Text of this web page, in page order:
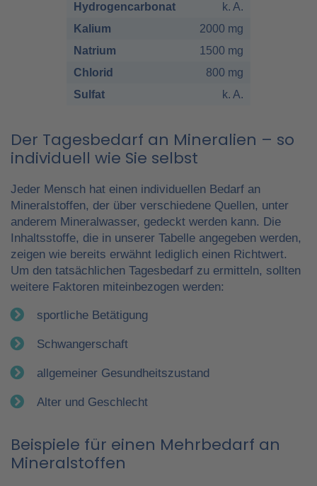
Hydrogencarbonat
k. A.
Kalium
2000 mg
Natrium
1500 mg
Chlorid
800 mg
Sulfat
k. A.
Der Tagesbedarf an Mineralien – so
individuell wie Sie selbst
Jeder Mensch hat einen individuellen Bedarf an
Mineralstoffen, der über verschiedene Quellen, unter
anderem Mineralwasser, gedeckt werden kann. Die
Inhaltsstoffe, die in unserer Tabelle angegeben werden,
zeigen wie bereits erwähnt lediglich einen Richtwert.
Um den tatsächlichen Tagesbedarf zu ermitteln, sollten
weitere Faktoren miteinbezogen werden:
sportliche Betätigung
Schwangerschaft
allgemeiner Gesundheitszustand
Alter und Geschlecht
Beispiele für einen Mehrbedarf an
Mineralstoffen